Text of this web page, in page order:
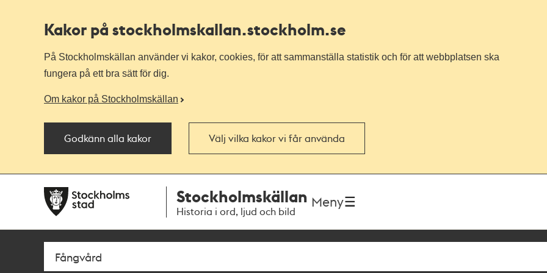
Kakor på stockholmskallan.stockholm.se
På Stockholmskällan använder vi kakor, cookies, för att sammanställa statistik och för att webbplatsen ska
fungera på ett bra sätt för dig.
Om kakor på Stockholmskällan
Godkänn alla kakor Välj vilka kakor vi får använda
navigationen
huvudinnehållet
Stockholmskällan
Historia i ord, ljud och bild
Meny
SökFritextsök